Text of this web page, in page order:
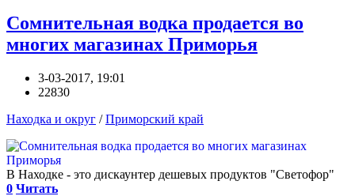
Сомнительная водка продается во
многих магазинах Приморья
3-03-2017, 19:01
22830
Находка и округ /Приморский край
В Находке - это дискаунтер дешевых продуктов "Светофор"
0 Читать